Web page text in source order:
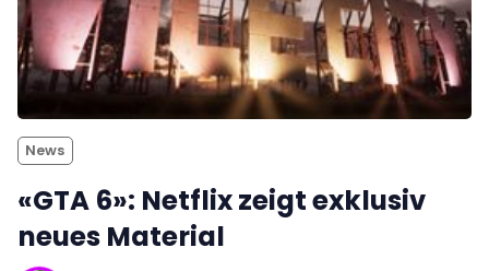
News
«GTA 6»: Netflix zeigt exklusiv
neues Material